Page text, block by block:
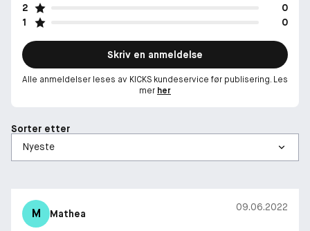
2
0
1
0
Skriv en anmeldelse
Alle anmeldelser leses av KICKS kundeservice før publisering. Les
mer her
Sorter etter
M Mathea
09.06.2022